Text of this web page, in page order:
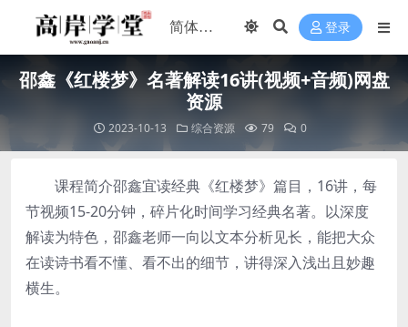
登录
邵鑫《红楼梦》名著解读16讲(视频+音频)网盘
资源
2023-10-13 综合资源 79 0
课程简介邵鑫宜读经典《红楼梦》篇目，16讲，每
节视频15-20分钟，碎片化时间学习经典名著。以深度
解读为特色，邵鑫老师一向以文本分析见长，能把大众
在读诗书看不懂、看不出的细节，讲得深入浅出且妙趣
横生。